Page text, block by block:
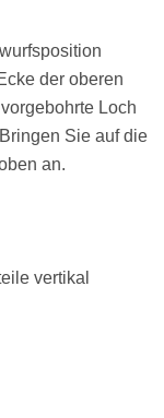
der oberen
Loch
Sie auf die
an.
vertikal